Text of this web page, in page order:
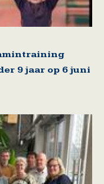
9 jaar op 6 juni